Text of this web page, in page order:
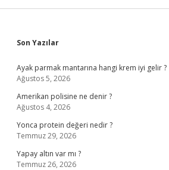
Sidebar
Son Yazılar
Ayak parmak mantarına hangi krem iyi gelir ?
Ağustos 5, 2026
Amerikan polisine ne denir ?
Ağustos 4, 2026
Yonca protein değeri nedir ?
Temmuz 29, 2026
Yapay altın var mı ?
Temmuz 26, 2026